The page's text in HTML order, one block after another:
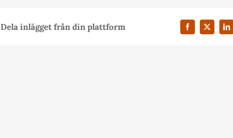
Dela inlägget från din plattform Facebook
X